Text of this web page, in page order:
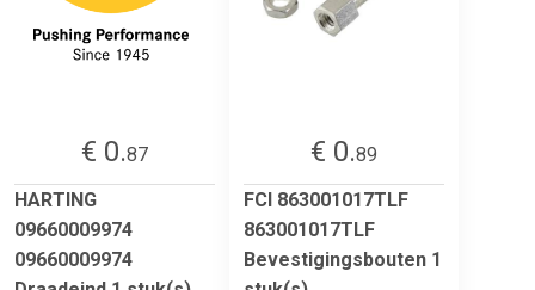
€ 0.87
HARTING
09660009974
09660009974
€ 0.89
FCI 863001017TLF
863001017TLF
Bevestigingsbouten 1